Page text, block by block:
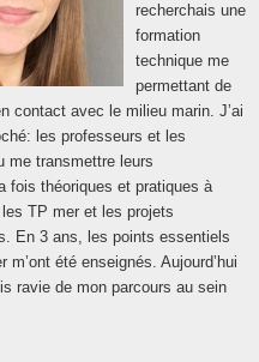
recherchais une
formation
technique me
permettant de
contact avec le milieu marin. J’ai
les professeurs et les
me transmettre leurs
fois théoriques et pratiques à
TP mer et les projets
En 3 ans, les points essentiels
m’ont été enseignés. Aujourd’hui
ravie de mon parcours au sein